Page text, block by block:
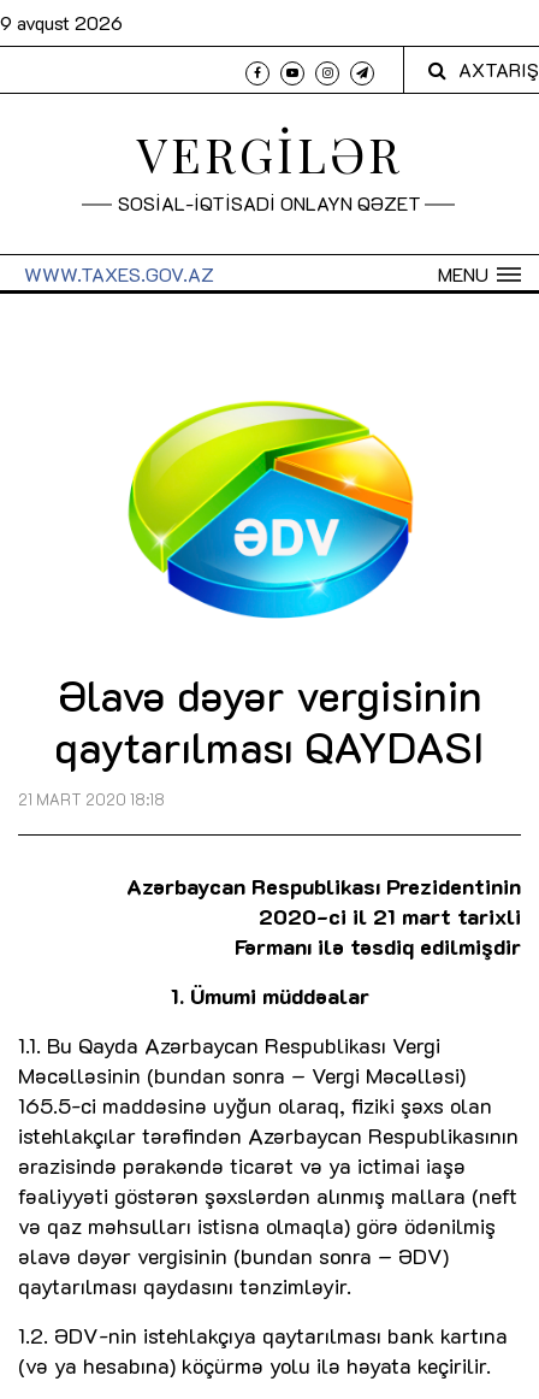
9 avqust 2026
AXTARIŞ
VERGİLƏR
SOSİAL-İQTİSADİ ONLAYN QƏZET
MENU
WWW.TAXES.GOV.AZ
Əlavə dəyər vergisinin
qaytarılması QAYDASI
21 MART 2020 18:18
Azərbaycan Respublikası Prezidentinin
2020-ci il 21 mart tarixli
Fərmanı ilə təsdiq edilmişdir
1. Ümumi müddəalar
1.1. Bu Qayda Azərbaycan Respublikası Vergi
Məcəlləsinin (bundan sonra – Vergi Məcəlləsi)
165.5-ci maddəsinə uyğun olaraq, fiziki şəxs olan
istehlakçılar tərəfindən Azərbaycan Respublikasının
ərazisində pərakəndə ticarət və ya ictimai iaşə
fəaliyyəti göstərən şəxslərdən alınmış mallara (neft
və qaz məhsulları istisna olmaqla) görə ödənilmiş
əlavə dəyər vergisinin (bundan sonra – ƏDV)
qaytarılması qaydasını tənzimləyir.
1.2. ƏDV-nin istehlakçıya qaytarılması bank kartına
(və ya hesabına) köçürmə yolu ilə həyata keçirilir.